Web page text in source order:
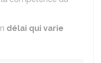
délai qui varie